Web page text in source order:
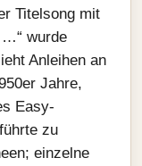
Titelsong mit
…“ wurde
Anleihen an
Jahre,
Easy-
zu
einzelne